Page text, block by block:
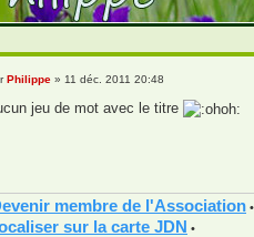
Philippe» 11 déc. 2011 20:48
jeu de mot avec le titre
membre de l'Association •
sur la carte JDN •